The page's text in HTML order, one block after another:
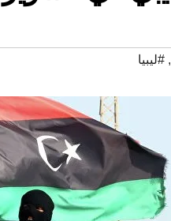
, #ليبيا